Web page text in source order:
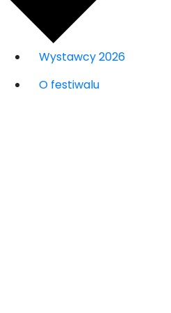
Wystawcy 2026
O festiwalu